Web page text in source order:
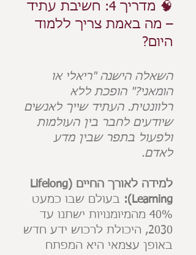
🧠 מדריך 4: חשיבת עתיד
– מה באמת צריך ללמוד
היום?
השאלה הישנה "ריאלי או
הומאני?" הופכת ללא
רלוונטית. העתיד שייך לאנשים
שיודעים לחבר בין העולמות
ולפעול בתפר שבין מדע
לאדם.
למידה לאורך החיים (Lifelong
Learning):
בעולם שבו כמעט
40% מהמיומנויות ישתנו עד
2030, היכולת לרכוש ידע חדש
באופן עצמאי היא המפתח